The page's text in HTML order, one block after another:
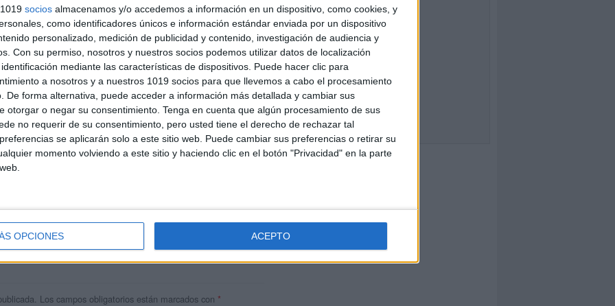
socios almacenamos y/o accedemos a información en un dispositivo, como cookies, y
como identificadores únicos e información estándar enviada por un dispositivo
personalizado, medición de publicidad y contenido, investigación de audiencia y
Con su permiso, nosotros y nuestros socios podemos utilizar datos de localización
mediante las características de dispositivos. Puede hacer clic para
a nosotros y a nuestros 1019 socios para que llevemos a cabo el procesamiento
De forma alternativa, puede acceder a información más detallada y cambiar sus
otorgar o negar su consentimiento. Tenga en cuenta que algún procesamiento de sus
no requerir de su consentimiento, pero usted tiene el derecho de rechazar tal
se aplicarán solo a este sitio web. Puede cambiar sus preferencias o retirar su
momento volviendo a este sitio y haciendo clic en el botón "Privacidad" en la parte
OPCIONES ACEPTO
un blog, es la apuesta personal de dos profesores Ginés y
son los encargados de los contenidos que encontramos
la mayor parte del tiempo, que sus tareas como docentes, y
les permite.
y gracias por sus aporte…
Los campos obligatorios están marcados con *